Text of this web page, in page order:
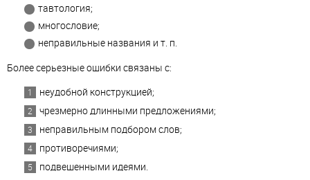
тавтология;
многословие;
неправильные названия и т. п.
Более серьезные ошибки связаны с:
неудобной конструкцией;
чрезмерно длинными предложениями;
неправильным подбором слов;
противоречиями;
подвешенными идеями.